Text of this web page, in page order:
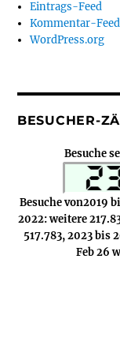
Eintrags-Feed
Kommentar-Feed
WordPress.org
BESUCHER-
Besuche
Besuche von2019
2022: weitere
517.783, 2023 bis
Feb 26